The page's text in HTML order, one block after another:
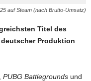
auf Steam (nach Brutto-Umsatz)
Titel des
Produktion
PUBG Battlegrounds und